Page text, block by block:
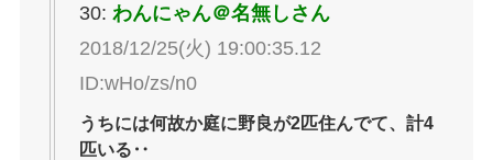
30: わんにゃん＠名無しさん
2018/12/25(火) 19:00:35.12
ID:wHo/zs/n0
うちには何故か庭に野良が2匹住んでて、計4
匹いる‥